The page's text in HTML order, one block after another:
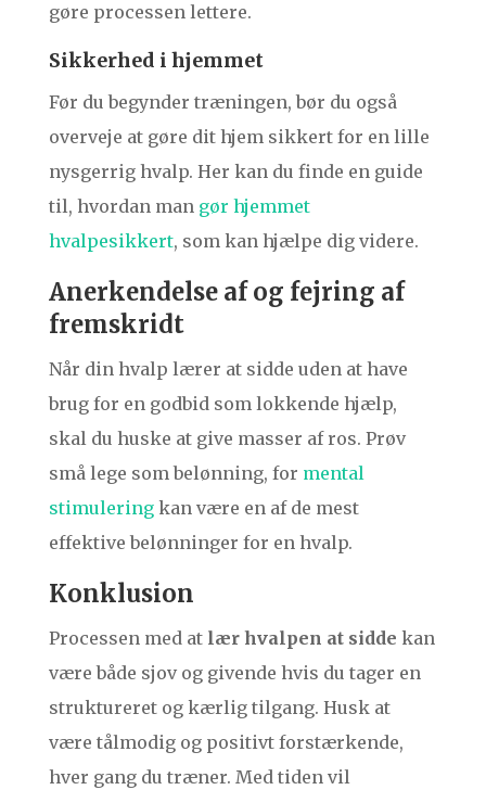
gøre processen lettere.
Sikkerhed i hjemmet
Før du begynder træningen, bør du også
overveje at gøre dit hjem sikkert for en lille
nysgerrig hvalp. Her kan du finde en guide
til, hvordan man gør hjemmet
hvalpesikkert, som kan hjælpe dig videre.
Anerkendelse af og fejring af
fremskridt
Når din hvalp lærer at sidde uden at have
brug for en godbid som lokkende hjælp,
skal du huske at give masser af ros. Prøv
små lege som belønning, for mental
stimuleringkan være en af de mest
effektive belønninger for en hvalp.
Konklusion
Processen med at lær hvalpen at sidde kan
være både sjov og givende hvis du tager en
struktureret og kærlig tilgang. Husk at
være tålmodig og positivt forstærkende,
hver gang du træner. Med tiden vil